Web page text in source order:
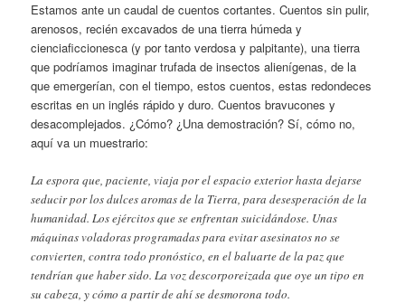
Estamos ante un caudal de cuentos cortantes. Cuentos sin pulir,
arenosos, recién excavados de una tierra húmeda y
cienciaficcionesca (y por tanto verdosa y palpitante), una tierra
que podríamos imaginar trufada de insectos alienígenas, de la
que emergerían, con el tiempo, estos cuentos, estas redondeces
escritas en un inglés rápido y duro. Cuentos bravucones y
desacomplejados. ¿Cómo? ¿Una demostración? Sí, cómo no,
aquí va un muestrario:
La espora que, paciente, viaja por el espacio exterior hasta dejarse
seducir por los dulces aromas de la Tierra, para desesperación de la
humanidad. Los ejércitos que se enfrentan suicidándose. Unas
máquinas voladoras programadas para evitar asesinatos no se
convierten, contra todo pronóstico, en el baluarte de la paz que
tendrían que haber sido. La voz descorporeizada que oye un tipo en
su cabeza, y cómo a partir de ahí se desmorona todo.